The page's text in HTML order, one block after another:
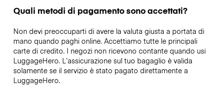
Quali metodi di pagamento sono accettati?
Non devi preoccuparti di avere la valuta giusta a portata di
mano quando paghi online. Accettiamo tutte le principali
carte di credito. I negozi non ricevono contante quando usi
LuggageHero. L’assicurazione sul tuo bagaglio è valida
solamente se il servizio è stato pagato direttamente a
LuggageHero.